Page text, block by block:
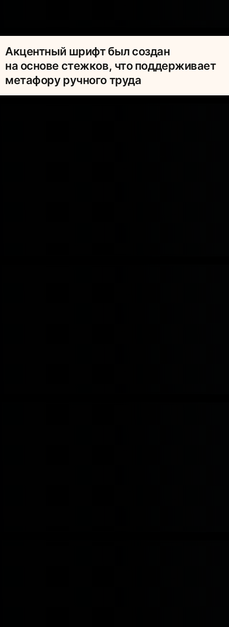
Акцентный шрифт был создан
на основе стежков, что поддерживает
метафору ручного труда